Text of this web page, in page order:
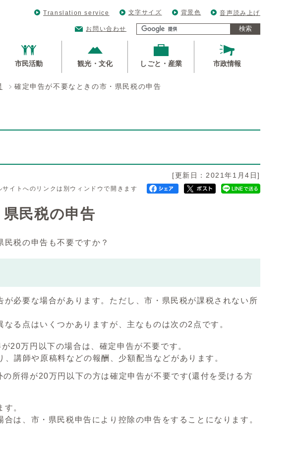
Translation service 文字サイズ 背景色 音声読み上げ
お問い合わせ 検索
市民活動 観光・文化 しごと・産業 市政情報
確定申告が不要なときの市・県民税の申告
[更新日：2021年1月4日]
サイトへのリンクは別ウィンドウで開きます
民税の申告
税の申告も不要ですか？
必要な場合があります。ただし、市・県民税が課税されない所
る点はいくつかありますが、主なものは次の2点です。
20万円以下の場合は、確定申告が不要です。
講師や原稿料などの報酬、少額配当などがあります。
所得が20万円以下の方は確定申告が不要です(還付を受ける方
。
は、市・県民税申告により控除の申告をすることになります。